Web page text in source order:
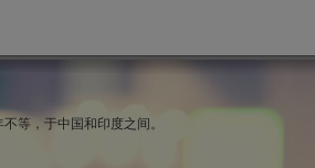
等，于中国和印度之间。